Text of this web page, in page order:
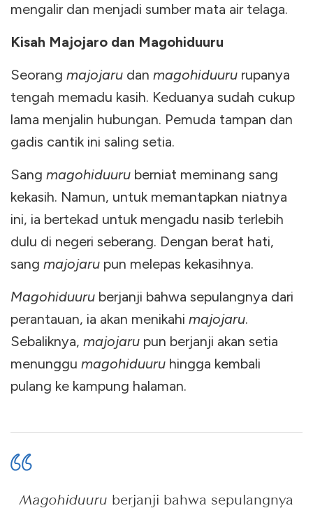
mengalir dan menjadi sumber mata air telaga.
Kisah Majojaro dan Magohiduuru
Seorang majojaru dan magohiduuru rupanya
tengah memadu kasih. Keduanya sudah cukup
lama menjalin hubungan. Pemuda tampan dan
gadis cantik ini saling setia.
Sang magohiduuru berniat meminang sang
kekasih. Namun, untuk memantapkan niatnya
ini, ia bertekad untuk mengadu nasib terlebih
dulu di negeri seberang. Dengan berat hati,
sang majojaru pun melepas kekasihnya.
Magohiduuru berjanji bahwa sepulangnya dari
perantauan, ia akan menikahi majojaru.
Sebaliknya, majojaru pun berjanji akan setia
menunggu magohiduuru hingga kembali
pulang ke kampung halaman.
Magohiduuru berjanji bahwa sepulangnya